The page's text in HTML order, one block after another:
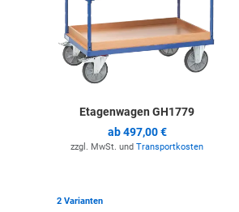
Etagenwagen GH1779
ab497,00 €
zzgl. MwSt. und Transportkosten
Zur Merkliste hinzufügen
2 Varianten